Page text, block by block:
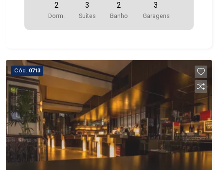
2
Dorm.
3
Suítes
2
Banho
3
Garagens
Cód. 0713